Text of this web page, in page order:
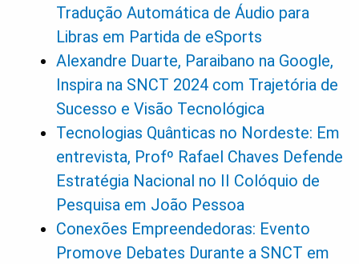
Tradução Automática de Áudio para
Libras em Partida de eSports
Alexandre Duarte, Paraibano na Google,
Inspira na SNCT 2024 com Trajetória de
Sucesso e Visão Tecnológica
Tecnologias Quânticas no Nordeste: Em
entrevista, Profº Rafael Chaves Defende
Estratégia Nacional no II Colóquio de
Pesquisa em João Pessoa
Conexões Empreendedoras: Evento
Promove Debates Durante a SNCT em